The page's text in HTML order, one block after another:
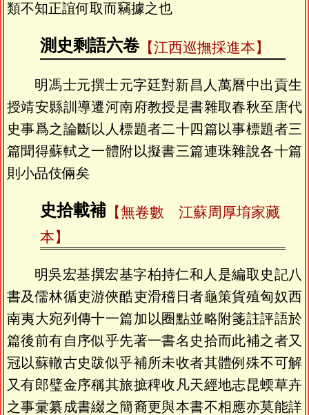
類不知正誼何取而竊據之也
測史剩語六卷【江西巡撫採進本】
明馮士元撰士元字廷對新昌人萬曆中出貢生
授靖安縣訓導遷河南府教授是書雜取春秋至唐代
史事爲之論斷以人標題者二十四篇以事標題者三
篇聞得蘇軾之一體附以擬書三篇連珠雜說各十篇
則小品伎倆矣
史拾載補 【無卷數 江蘇周厚堉家藏
本】
明吳宏基撰宏基字柏持仁和人是編取史記八
書及儒林循吏游俠酷吏滑稽日者龜策貨殖匈奴西
南夷大宛列傳十一篇加以圈點並略附箋註評語於
篇後前有自序似乎先著一書名史拾而此補之者又
冠以蘇轍古史跋似乎補所未收者其體例殊不可解
又有郎璧金序稱其旅摭稗收凡天經地志昆蝡草卉
之事彚纂成書綴之簡裔更與本書不相應亦莫能詳